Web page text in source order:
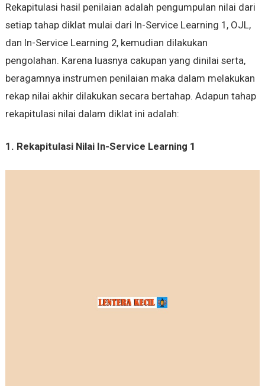
Rekapitulasi hasil penilaian adalah pengumpulan nilai dari
setiap tahap diklat mulai dari In-Service Learning 1, OJL,
dan In-Service Learning 2, kemudian dilakukan
pengolahan. Karena luasnya cakupan yang dinilai serta,
beragamnya instrumen penilaian maka dalam melakukan
rekap nilai akhir dilakukan secara bertahap. Adapun tahap
rekapitulasi nilai dalam diklat ini adalah:
1. Rekapitulasi Nilai In-Service Learning 1